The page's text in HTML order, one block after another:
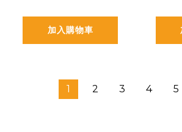
加入購物車
1 2 3 4 5